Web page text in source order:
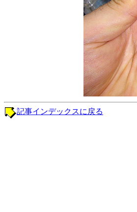
記事インデックスに戻る